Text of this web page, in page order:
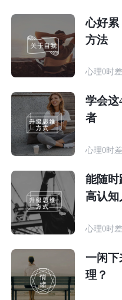
心好累
方法
心理0时差
学会这
者
心理0时差
能随时
高认知
心理0时差
一闲下
理？